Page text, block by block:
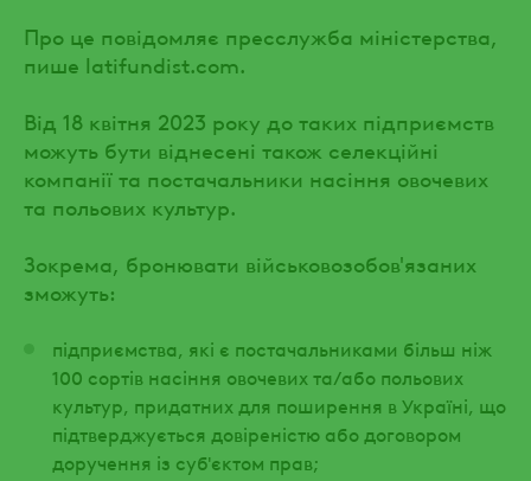
Про це повідомляє пресслужба міністерства,
пише latifundist.com.
Від 18 квітня 2023 року до таких підприємств
можуть бути віднесені також селекційні
компанії та постачальники насіння овочевих
та польових культур.
Зокрема, бронювати військовозобов'язаних
зможуть:
підприємства, які є постачальниками більш ніж
100 сортів насіння овочевих та/або польових
культур, придатних для поширення в Україні, що
підтверджується довіреністю або договором
доручення із суб'єктом прав;